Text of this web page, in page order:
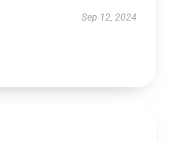
Sep 12, 2024